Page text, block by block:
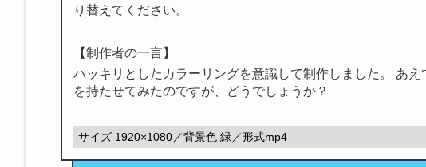
り替えてください。
【制作者の一言】
ハッキリとしたカラーリングを意識して制作しました。 あえ
を持たせてみたのですが、どうでしょうか？
サイズ 1920×1080／背景色 緑／形式mp4